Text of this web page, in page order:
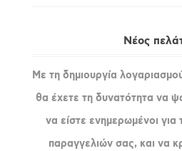
Νέος
Με τη δημιουργία
θα έχετε τη δυνατότητα να
να είστε ενημερωμένοι
παραγγελιών σας, και να